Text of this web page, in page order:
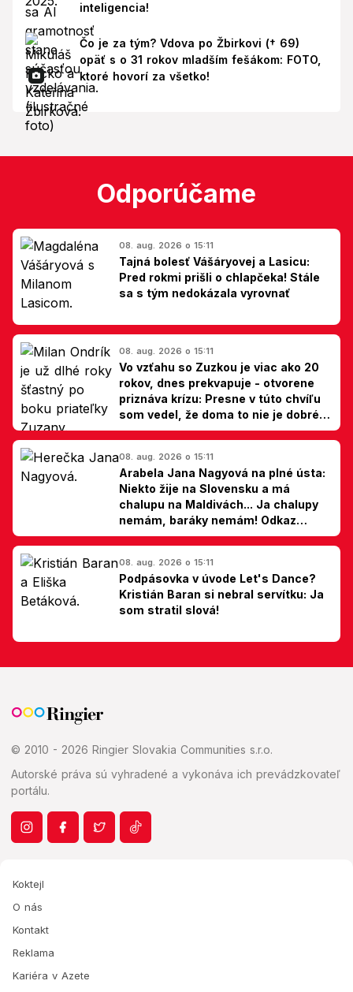
inteligencia!
Čo je za tým? Vdova po Žbirkovi († 69)
opäť s o 31 rokov mladším fešákom: FOTO,
ktoré hovorí za všetko!
Odporúčame
08. aug. 2026 o 15:11
Tajná bolesť Vášáryovej a Lasicu:
Pred rokmi prišli o chlapčeka! Stále
sa s tým nedokázala vyrovnať
08. aug. 2026 o 15:11
Vo vzťahu so Zuzkou je viac ako 20
rokov, dnes prekvapuje - otvorene
priznáva krízu: Presne v túto chvíľu
som vedel, že doma to nie je dobré,
hovorí Milan Ondrík
08. aug. 2026 o 15:11
Arabela Jana Nagyová na plné ústa:
Niekto žije na Slovensku a má
chalupu na Maldivách... Ja chalupy
nemám, baráky nemám! Odkaz
Slovákom
08. aug. 2026 o 15:11
Podpásovka v úvode Let's Dance?
Kristián Baran si nebral servítku: Ja
som stratil slová!
© 2010 - 2026 Ringier Slovakia Communities s.r.o.
Autorské práva sú vyhradené a vykonáva ich prevádzkovateľ
portálu.
Koktejl
O nás
Kontakt
Reklama
Kariéra v Azete